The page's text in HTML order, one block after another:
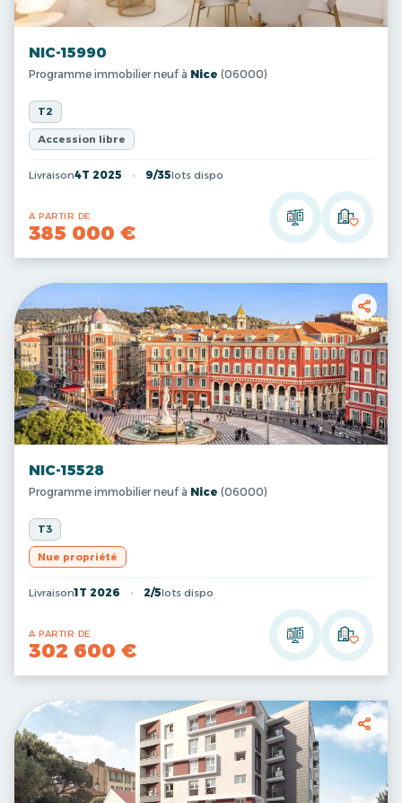
NIC-15990
Programme immobilier neuf à Nice (06000)
T2
Accession libre
Livraison4T 2025 9/35lots dispo
A PARTIR DE
385 000 €
NIC-15528
Programme immobilier neuf à Nice (06000)
T3
Nue propriété
Livraison1T 2026 2/5lots dispo
A PARTIR DE
302 600 €